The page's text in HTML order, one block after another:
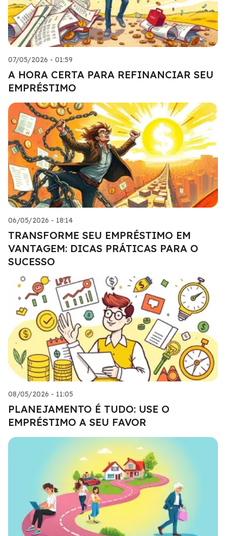
07/05/2026 - 01:59
A HORA CERTA PARA REFINANCIAR SEU
EMPRÉSTIMO
06/05/2026 - 18:14
TRANSFORME SEU EMPRÉSTIMO EM
VANTAGEM: DICAS PRÁTICAS PARA O
SUCESSO
08/05/2026 - 11:05
PLANEJAMENTO É TUDO: USE O
EMPRÉSTIMO A SEU FAVOR